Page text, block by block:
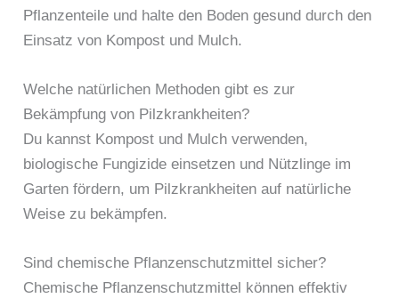
Pflanzenteile und halte den Boden gesund durch den
Einsatz von Kompost und Mulch.
Welche natürlichen Methoden gibt es zur
Bekämpfung von Pilzkrankheiten?
Du kannst Kompost und Mulch verwenden,
biologische Fungizide einsetzen und Nützlinge im
Garten fördern, um Pilzkrankheiten auf natürliche
Weise zu bekämpfen.
Sind chemische Pflanzenschutzmittel sicher?
Chemische Pflanzenschutzmittel können effektiv